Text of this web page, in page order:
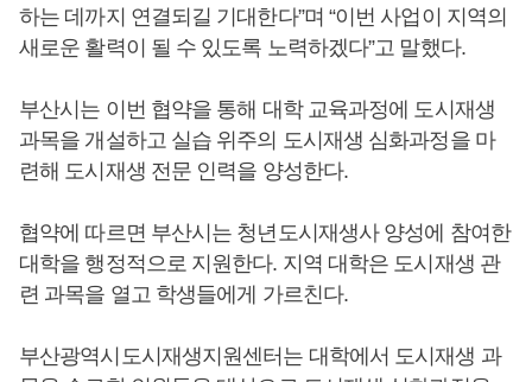
하는 데까지 연결되길 기대한다”며 “이번 사업이 지역의
새로운 활력이 될 수 있도록 노력하겠다”고 말했다.
부산시는 이번 협약을 통해 대학 교육과정에 도시재생
과목을 개설하고 실습 위주의 도시재생 심화과정을 마
련해 도시재생 전문 인력을 양성한다.
협약에 따르면 부산시는 청년도시재생사 양성에 참여한
대학을 행정적으로 지원한다. 지역 대학은 도시재생 관
련 과목을 열고 학생들에게 가르친다.
부산광역시도시재생지원센터는 대학에서 도시재생 과